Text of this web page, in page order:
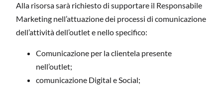
Alla risorsa sarà richiesto di supportare il Responsabile
Marketing nell’attuazione dei processi di comunicazione
dell’attività dell’outlet e nello specifico:
Comunicazione per la clientela presente
nell’outlet;
comunicazione Digital e Social;